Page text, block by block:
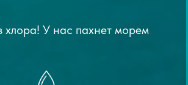
хлора! У нас пахнет морем